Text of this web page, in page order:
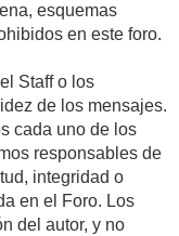
esquemas
en este foro.
Staff o los
de los mensajes.
cada uno de los
responsables de
integridad o
en el Foro. Los
del autor, y no